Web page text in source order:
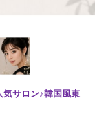
サロン♪韓国風束